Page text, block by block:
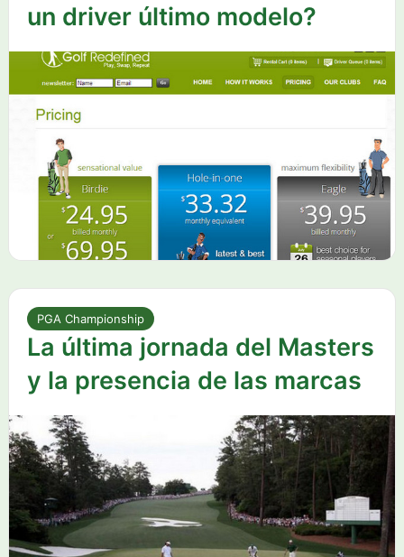
un driver último modelo?
PGA Championship
La última jornada del Masters
y la presencia de las marcas